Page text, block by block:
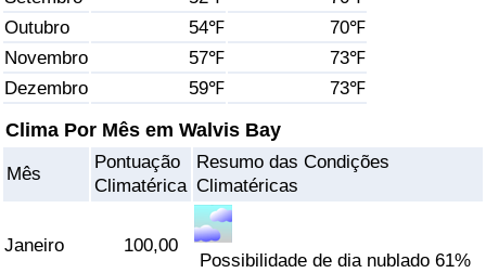
Outubro
54℉
70℉
Novembro
57℉
73℉
Dezembro
59℉ 73℉
Clima Por Mês em Walvis Bay
Mês
Pontuação
Climatérica
Resumo das Condições
Climatéricas
Janeiro 100,00
Possibilidade de dia nublado 61%
Saúde
Indicador de Saúde (Atual)
Indicador de Saúde por País